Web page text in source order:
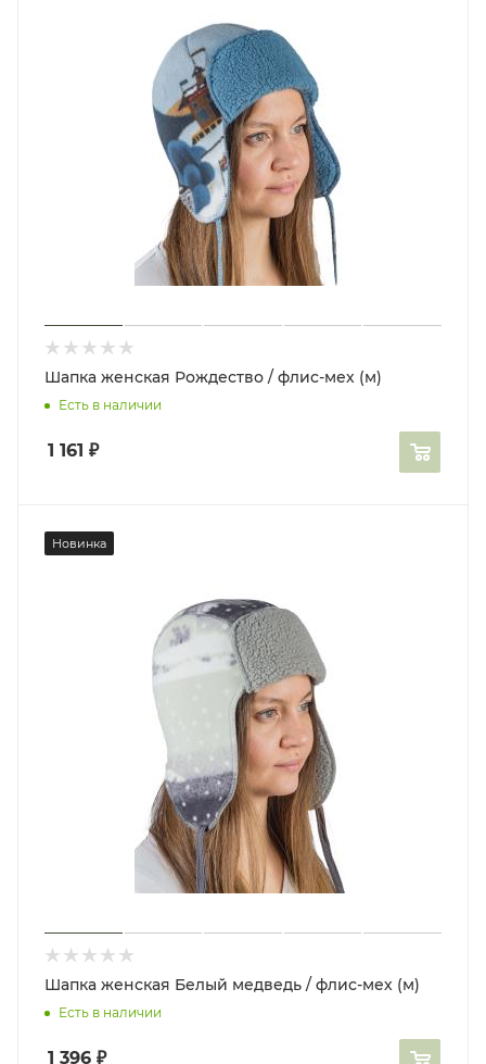
Шапка женская Рождество / флис-мех (м)
Есть в наличии
1 161 ₽
Новинка
Шапка женская Белый медведь / флис-мех (м)
Есть в наличии
1 396 ₽